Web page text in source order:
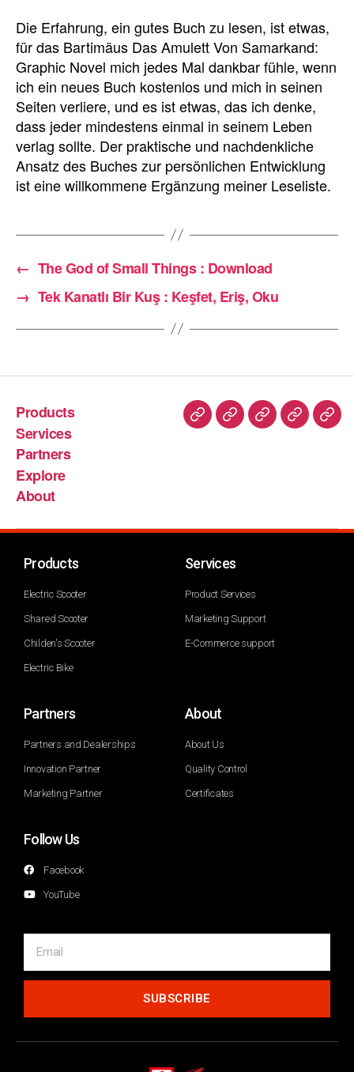
Die Erfahrung, ein gutes Buch zu lesen, ist etwas,
für das Bartimäus Das Amulett Von Samarkand:
Graphic Novel mich jedes Mal dankbar fühle, wenn
ich ein neues Buch kostenlos und mich in seinen
Seiten verliere, und es ist etwas, das ich denke,
dass jeder mindestens einmal in seinem Leben
verlag sollte. Der praktische und nachdenkliche
Ansatz des Buches zur persönlichen Entwicklung
ist eine willkommene Ergänzung meiner Leseliste.
← The God of Small Things : Download
→ Tek Kanatlı Bir Kuş : Keşfet, Eriş, Oku
Products
Services
Partners
Explore
About
Products
Electric Scooter
Shared Scooter
Childen's Scooter
Electric Bike
Services
Product Services
Marketing Support
E-Commerce support
Partners
Partners and Dealerships
Innovation Partner
Marketing Partner
About
About Us
Quality Control
Certificates
Follow Us
Facebook
YouTube
SUBSCRIBE